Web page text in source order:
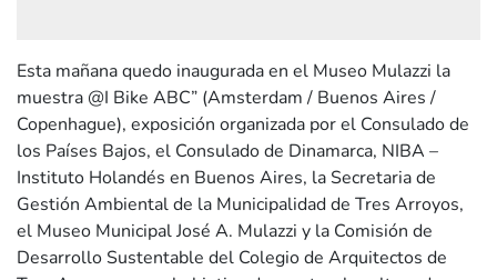
Esta mañana quedo inaugurada en el Museo Mulazzi la
muestra @I Bike ABC” (Amsterdam / Buenos Aires /
Copenhague), exposición organizada por el Consulado de
los Países Bajos, el Consulado de Dinamarca, NIBA –
Instituto Holandés en Buenos Aires, la Secretaria de
Gestión Ambiental de la Municipalidad de Tres Arroyos,
el Museo Municipal José A. Mulazzi y la Comisión de
Desarrollo Sustentable del Colegio de Arquitectos de